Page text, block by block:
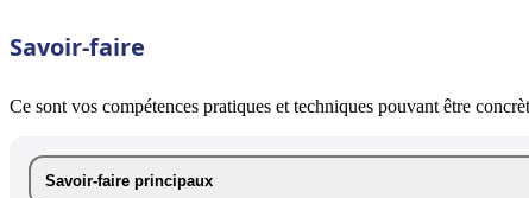
Savoir-faire
Ce sont vos compétences pratiques et techniques pouvant être
Savoir-faire principaux